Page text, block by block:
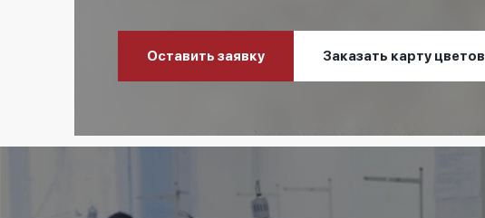
Оставить заявку Заказать карту цветов